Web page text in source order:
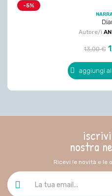
-5%
Autore/i
Prezzo
regolare
13,00 €
aggiungi
nostra
Ricevi le novità e le